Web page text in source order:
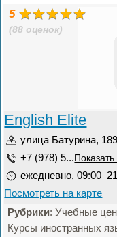
5
(88 оценок)
English Elite
улица Батурина, 189
+7 (978) 5...
ежедневно,
Посмотреть на карте
Рубрики: Учебные
Курсы иностранных